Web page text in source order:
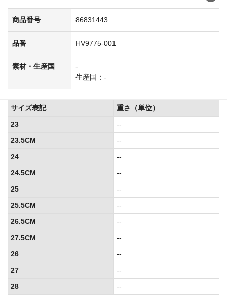
商品番号 86831443
品番 HV9775-001
素材・生産国
-
生産国：-
サイズ表記
重さ（単位）
23
--
23.5CM
--
24
--
24.5CM
--
25
--
25.5CM
--
26.5CM
--
27.5CM
--
26
--
27
--
28
--